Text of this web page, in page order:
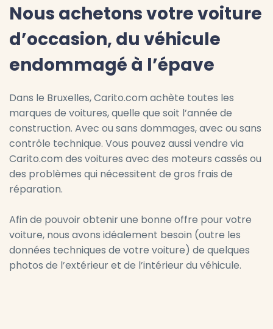
Nous achetons votre voiture
d’occasion, du véhicule
endommagé à l’épave
Dans le Bruxelles, Carito.com achète toutes les
marques de voitures, quelle que soit l’année de
construction. Avec ou sans dommages, avec ou sans
contrôle technique. Vous pouvez aussi vendre via
Carito.com des voitures avec des moteurs cassés ou
des problèmes qui nécessitent de gros frais de
réparation.
Afin de pouvoir obtenir une bonne offre pour votre
voiture, nous avons idéalement besoin (outre les
données techniques de votre voiture) de quelques
photos de l’extérieur et de l’intérieur du véhicule.